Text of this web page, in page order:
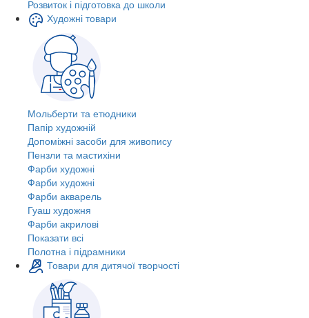
Розвиток і підготовка до школи
Художні товари
Мольберти та етюдники
Папір художній
Допоміжні засоби для живопису
Пензли та мастихіни
Фарби художні
Фарби художні
Фарби акварель
Гуаш художня
Фарби акрилові
Показати всі
Полотна і підрамники
Товари для дитячої творчості